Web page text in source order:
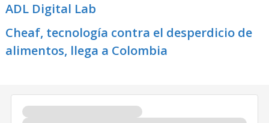
ADL Digital Lab
Cheaf, tecnología contra el desperdicio de
alimentos, llega a Colombia